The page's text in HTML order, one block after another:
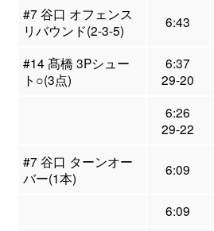
#7 谷口 オフェンス
リバウンド(2-3-5)
6:43
#14 髙橋 3Pシュー
ト○(3点)
6:37
29-20
6:26
29-22
#7 谷口 ターンオー
バー(1本)
6:09
6:09